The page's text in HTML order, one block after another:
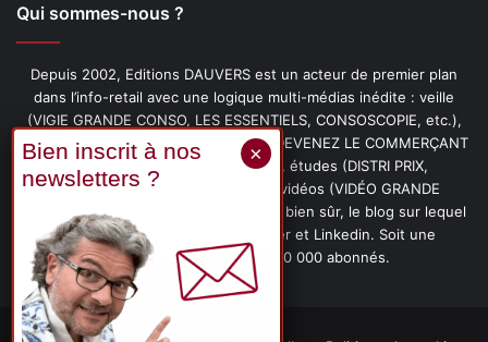
Qui sommes-nous ?
Depuis 2002, Editions DAUVERS est un acteur de premier plan
dans l’info-retail avec une logique multi-médias inédite : veille
(VIGIE GRANDE CONSO, LES ESSENTIELS, CONSOSCOPIE, etc.),
livres (PENSER-CLIENT, IMAGE-PRIX, DEVENEZ LE COMMERÇANT
PRÉFÉRÉ DE VOS CLIENTS, etc.), études (DISTRI PRIX,
PROMOFLASH, DRIVE INSIGHTS), vidéos (VIDÉO GRANDE
CONSO), podcasts (CAFÉ CONSO) et, bien sûr, le blog sur lequel
vous êtes, ainsi que les fils Twitter et Linkedin. Soit une
communauté de plus de 150 000 abonnés.